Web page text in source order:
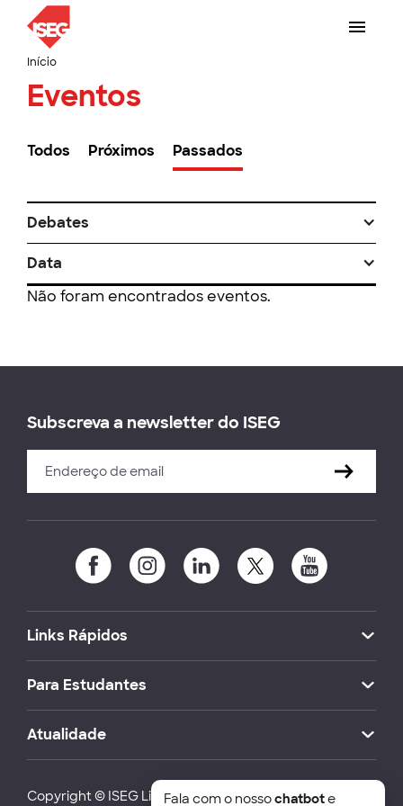
Início
Eventos
Todos Próximos Passados
Debates
Data
Não foram encontrados eventos.
Subscreva a newsletter do ISEG
Links Rápidos
Para Estudantes
Atualidade
Copyright © ISEG Lisbon School of Economics and
Fala com o nossochatbote